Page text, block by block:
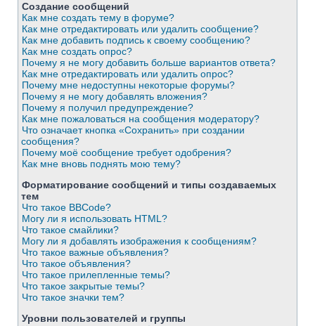
Создание сообщений
Как мне создать тему в форуме?
Как мне отредактировать или удалить сообщение?
Как мне добавить подпись к своему сообщению?
Как мне создать опрос?
Почему я не могу добавить больше вариантов ответа?
Как мне отредактировать или удалить опрос?
Почему мне недоступны некоторые форумы?
Почему я не могу добавлять вложения?
Почему я получил предупреждение?
Как мне пожаловаться на сообщения модератору?
Что означает кнопка «Сохранить» при создании
сообщения?
Почему моё сообщение требует одобрения?
Как мне вновь поднять мою тему?
Форматирование сообщений и типы создаваемых
тем
Что такое BBCode?
Могу ли я использовать HTML?
Что такое смайлики?
Могу ли я добавлять изображения к сообщениям?
Что такое важные объявления?
Что такое объявления?
Что такое прилепленные темы?
Что такое закрытые темы?
Что такое значки тем?
Уровни пользователей и группы